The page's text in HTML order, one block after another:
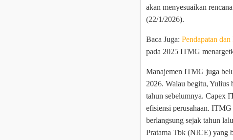
akan menyesuaikan
(22/1/2026).
Baca Juga: Pendapatan
pada 2025 ITMG
Manajemen ITMG juga
2026. Walau begitu, Yulius
tahun sebelumnya. Capex
efisiensi perusahaan. ITMG
berlangsung sejak tahun
Pratama Tbk (NICE) yang